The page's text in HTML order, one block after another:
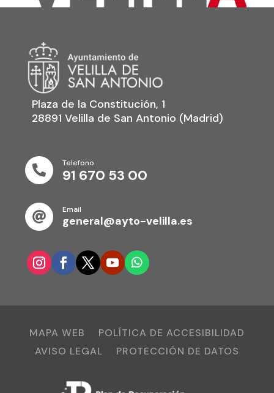
Plaza de la Constitución, 1
28891 Velilla de San Antonio (Madrid)

Telefono
91 670 53 00

Email
general@ayto-velilla.es
MAPA WEB
POLÍTICA DE ACCESIBILIDAD
AVISO LEGAL
PROTECCIÓN DE DATOS